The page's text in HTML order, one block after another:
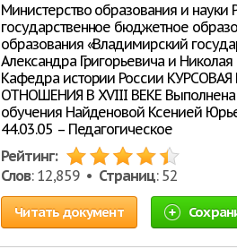
Министерство образования и
государственное бюджетное
образования «Владимирский
Александра Григорьевича и Николая
Кафедра истории России
ОТНОШЕНИЯ В XVIII ВЕКЕ
обучения Найденовой Ксенией
44.03.05 – Педагогическое
Рейтинг:
Слов: 12,859 • Страниц: 52
Читать документ